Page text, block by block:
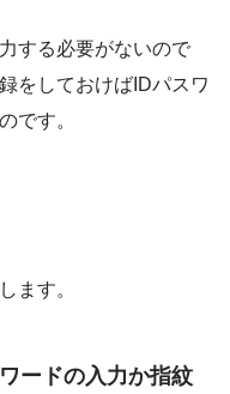
する必要がないので
をしておけばIDパスワ
です。
ます。
ードの入力か指紋